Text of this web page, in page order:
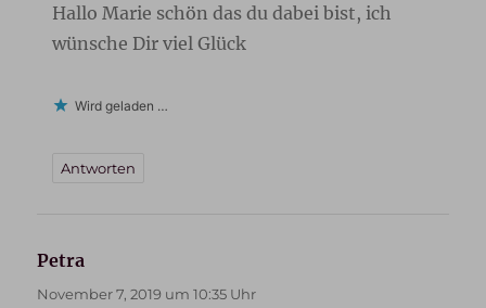
Hallo Marie schön das du dabei bist, ich
wünsche Dir viel Glück
Wird geladen …
Antworten
Petra
November 7, 2019 um 10:35 Uhr